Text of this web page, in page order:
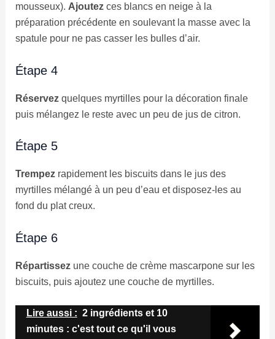
mousseux). Ajoutezces blancs en neige à la
préparation précédente en soulevant la masse avec la
spatule pour ne pas casser les bulles d’air.
Étape 4
Réservezquelques myrtilles pour la décoration finale
puis mélangez le reste avec un peu de jus de citron.
Étape 5
Trempezrapidement les biscuits dans le jus des
myrtilles mélangé à un peu d’eau et disposez-les au
fond du plat creux.
Étape 6
Répartissezune couche de crème mascarpone sur les
biscuits, puis ajoutez une couche de myrtilles.
Lire aussi : 2 ingrédients et 10
minutes : c'est tout ce qu'il vous